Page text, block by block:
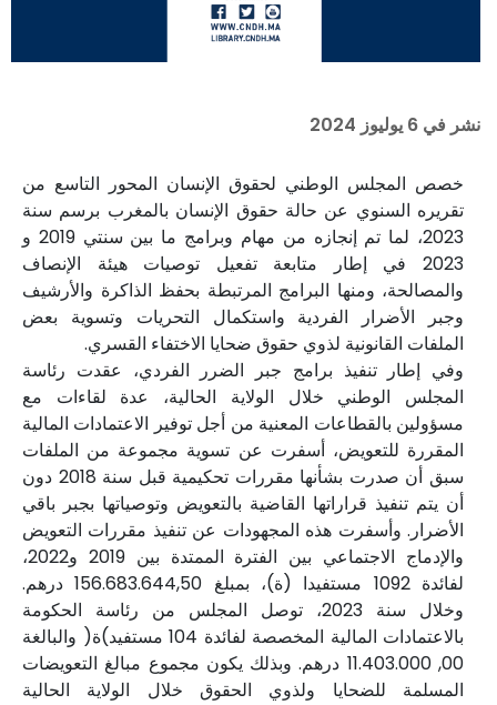
نشر في 6 يوليوز 2024
خصص المجلس الوطني لحقوق الإنسان المحور التاسع من
تقريره السنوي عن حالة حقوق الإنسان بالمغرب برسم سنة
2023، لما تم إنجازه من مهام وبرامج ما بين سنتي 2019 و
2023 في إطار متابعة تفعيل توصيات هيئة الإنصاف
والمصالحة، ومنها البرامج المرتبطة بحفظ الذاكرة والأرشيف
وجبر الأضرار الفردية واستكمال التحريات وتسوية بعض
الملفات القانونية لذوي حقوق ضحايا الاختفاء القسري.
وفي إطار تنفيذ برامج جبر الضرر الفردي، عقدت رئاسة
المجلس الوطني خلال الولاية الحالية، عدة لقاءات مع
مسؤولين بالقطاعات المعنية من أجل توفير الاعتمادات المالية
المقررة للتعويض، أسفرت عن تسوية مجموعة من الملفات
سبق أن صدرت بشأنها مقررات تحكيمية قبل سنة 2018 دون
أن يتم تنفيذ قراراتها القاضية بالتعويض وتوصياتها بجبر باقي
الأضرار. وأسفرت هذه المجهودات عن تنفيذ مقررات التعويض
والإدماج الاجتماعي بين الفترة الممتدة بين 2019 و2022،
لفائدة 1092 مستفيدا (ة)، بمبلغ 156.683.644,50 درهم.
وخلال سنة 2023، توصل المجلس من رئاسة الحكومة
بالاعتمادات المالية المخصصة لفائدة 104 مستفيد)ة( والبالغة
00, 11.403.000 درهم. وبذلك يكون مجموع مبالغ التعويضات
المسلمة للضحايا ولذوي الحقوق خلال الولاية الحالية